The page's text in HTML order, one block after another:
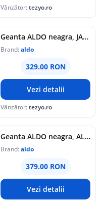
Vânzător:tezyo.ro
Geanta ALDO neagra, JACKIEBAG 008, din piele ecologica
Brand:aldo
329.00 RON
Vezi detalii
Vânzător:tezyo.ro
Geanta ALDO neagra, ALICIETOTE 001, din piele ecologica
Brand:aldo
379.00 RON
Vezi detalii